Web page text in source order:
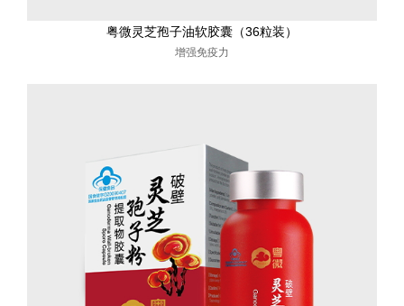
粤微灵芝孢子油软胶囊（36粒装）
增强免疫力